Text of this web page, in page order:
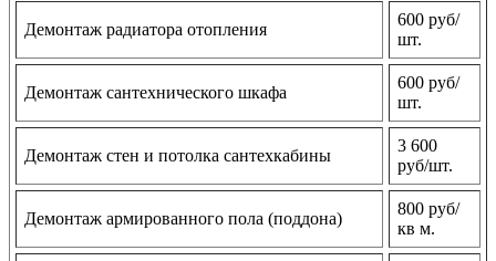
Демонтаж радиатора отопления
600 руб/
шт.
Демонтаж сантехнического шкафа
600 руб/
шт.
Демонтаж стен и потолка сантехкабины
3 600
руб/шт.
Демонтаж армированного пола (поддона)
800 руб/
кв м.